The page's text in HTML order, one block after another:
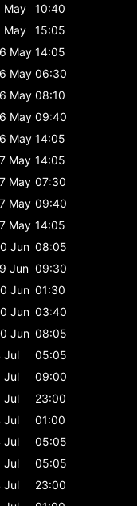
May
10:40
May
15:05
May 14:05
May 06:30
May 08:10
May 09:40
May 14:05
May 14:05
May 07:30
May 09:40
May 14:05
Jun 08:05
Jun 09:30
Jun 01:30
Jun 03:40
Jun 08:05
Jul
05:05
Jul
09:00
Jul
23:00
Jul
01:00
Jul
05:05
Jul
05:05
Jul
23:00